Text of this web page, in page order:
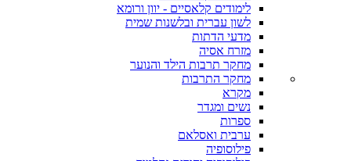
לימודים קלאסיים - יוון ורומא
לשון עברית ובלשנות שמית
מדעי הדתות
מזרח אסיה
מחקר תרבות הילד והנוער
מחקר התרבות
מקרא
נשים ומגדר
ספרות
ערבית ואסלאם
פילוסופיה